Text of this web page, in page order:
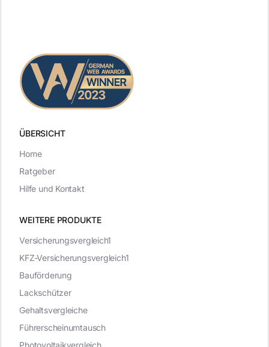
ÜBERSICHT
WEITERE PRODUKTE
Versicherungsvergleich1
KFZ-Versicherungsvergleich1
Bauförderung
Lackschützer
Gehaltsvergleiche
Führerscheinumtausch
Photovoltaikvergleich
Home
Ratgeber
Hilfe und Kontakt